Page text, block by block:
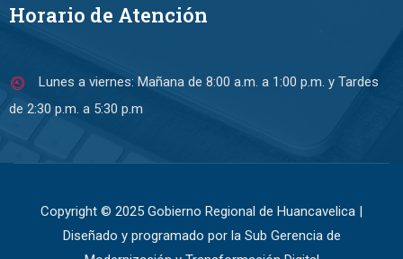
Horario de Atención
Lunes a viernes: Mañana de 8:00 a.m. a 1:00 p.m. y Tardes
de 2:30 p.m. a 5:30 p.m
Copyright © 2025 Gobierno Regional de Huancavelica |
Diseñado y programado por la Sub Gerencia de